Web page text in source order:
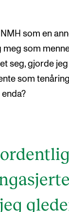
som en
som
seg, gjorde
som